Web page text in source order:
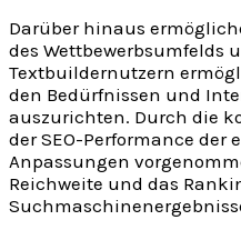
Darüber hinaus
des Wettbewerbsumfelds
Textbuildernutzern
den Bedürfnissen und
auszurichten. Durch die
der SEO-Performance der
Anpassungen
Reichweite und das